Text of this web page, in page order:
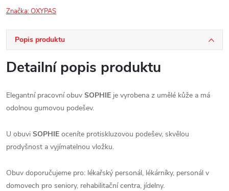
Značka:OXYPAS
Popis produktu
Detailní popis produktu
Elegantní pracovní obuv SOPHIE je vyrobena z umělé kůže a má
odolnou gumovou podešev.
U obuvi SOPHIE oceníte protiskluzovou podešev, skvělou
prodyšnost a vyjímatelnou vložku.
Obuv doporučujeme pro: lékařský personál, lékárníky, personál v
domovech pro seniory, rehabilitační centra, jídelny.